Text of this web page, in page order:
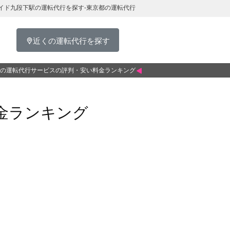
九段下駅の運転代行を探す-東京都の運転代行
近くの運転代行を探す
運転代行サービスの評判・安い料金ランキング
ランキング